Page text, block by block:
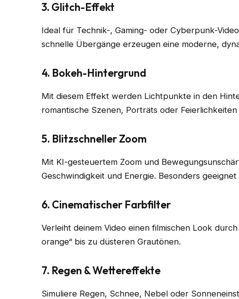
3. Glitch-Effekt
Ideal für Technik-, Gaming- oder Cyberpunk-
schnelle Übergänge erzeugen eine moderne,
4. Bokeh-Hintergrund
Mit diesem Effekt werden Lichtpunkte in den
romantische Szenen, Porträts oder
5. Blitzschneller Zoom
Mit KI-gesteuertem Zoom und
Geschwindigkeit und Energie. Besonders
6. Cinematischer Farbfilter
Verleiht deinem Video einen filmischen Look
orange“ bis zu düsteren Grautönen.
7. Regen & Wettereffekte
Simuliere Regen, Schnee, Nebel oder